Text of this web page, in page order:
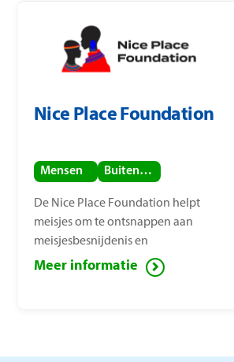
Nice Place Foundation
Mensen Buitenland
De Nice Place Foundation helpt
meisjes om te ontsnappen aan
meisjesbesnijdenis en
kindhuwelijken. De stichting is
Meer informatie